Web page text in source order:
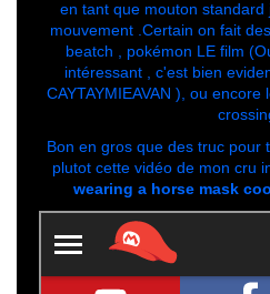
en tant que mouton
mouvement .Certain on fait
beatch , pokémon LE film
intéressant , c'est bien
CAYTAYMIEAVAN ), ou
Bon en gros que des truc pour
plutot cette vidéo de mon cru
wearing a horse mask